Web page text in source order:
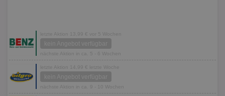
letzte Aktion 13,99 € vor 5 Wochen
kein Angebot verfügbar
nächste Aktion in ca. 5 - 6 Wochen
letzte Aktion 14,99 € letzte Woche
kein Angebot verfügbar
nächste Aktion in ca. 9 - 10 Wochen